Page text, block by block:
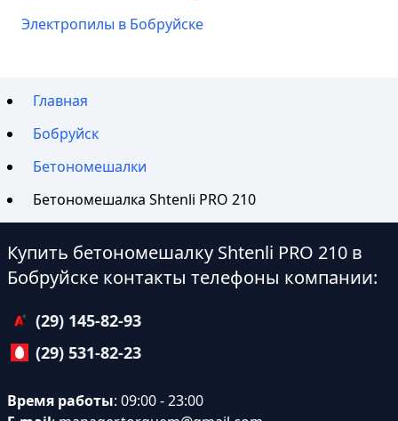
Электропилы в Бобруйске
Главная
Бобруйск
Бетономешалки
Бетономешалка Shtenli PRO 210
Купить бетономешалку Shtenli PRO 210 в
Бобруйске контакты телефоны компании:
(29) 145-82-93
(29) 531-82-23
Время работы: 09:00 - 23:00